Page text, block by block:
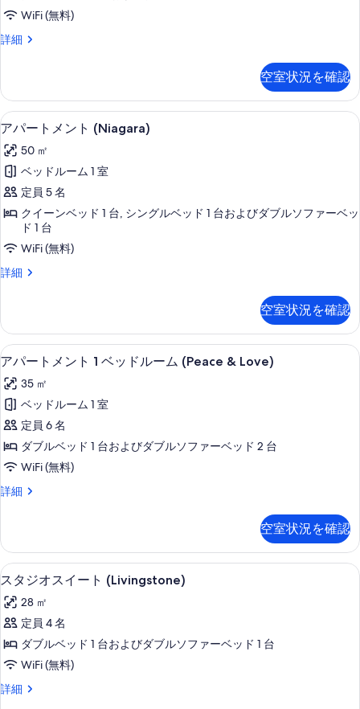
べ
て
真
を
表
示
す
る
ム
(Madison)
の
ッ
ス
の
す
べ
て
の
写
真
表
示
WiFi (無料)
詳細
デ
レ
ッ
ク
(Shinning)
の
詳
細
空室状況を確認
ア
パ
ー
ト
メ
ト
(Niagara)
べ
て
の
写
真
を
表
示
す
13
アパートメント (Niagara)
50 ㎡
ベッドルーム 1 室
定員 5 名
クイーンベッド 1 台, シングルベッド 1 台およびダブルソファーベッ
ド 1 台
WiFi (無料)
詳細
ア
メ
ン
ト
の
詳
細
空室状況を確認
ア
パ
ー
ト
メ
ン
1
ッ
ド
ル
ー
ム
(Peace
&
Love)
の
10
アパートメント 1 ベッドルーム (Peace & Love)
35 ㎡
ベッドルーム 1 室
定員 6 名
ダブルベッド 1 台およびダブルソファーベッド 2 台
WiFi (無料)
詳細
ア
メ
ン
ト
ベ
ッ
ル
ー
(Peace
空室状況を確認
ス
タ
ジ
オ
ス
ー
12
スタジオスイート (Livingstone)
28 ㎡
定員 4 名
ダブルベッド 1 台およびダブルソファーベッド 1 台
WiFi (無料)
詳細
ス